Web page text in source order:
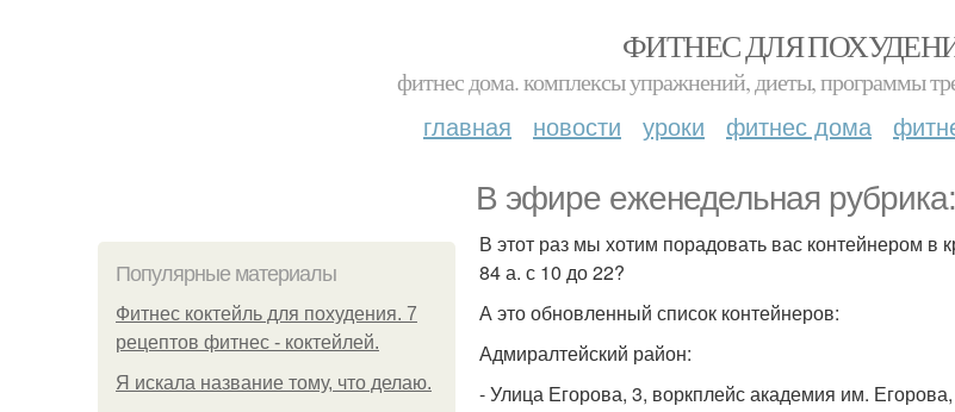
ФИТНЕС ДЛЯ
фитнес дома. комплексы упражнений, диеты, программы
главная новости уроки фитнес дома
В эфире еженедельная
Популярные материалы
Фитнес коктейль для похудения. 7
рецептов фитнес - коктейлей.
Я искала название тому, что делаю.
В этот раз мы хотим порадовать вас контейнером
84 а. с 10 до 22?
А это обновленный список контейнеров:
Адмиралтейский район:
- Улица Егорова, 3, воркплейс академия им.